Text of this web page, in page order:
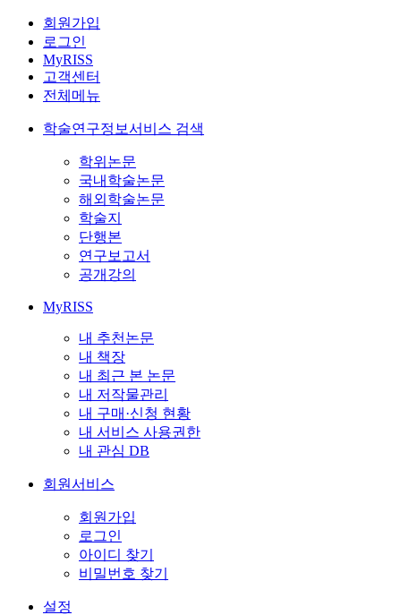
회원가입
로그인
MyRISS
고객센터
전체메뉴
학술연구정보서비스 검색
학위논문
국내학술논문
해외학술논문
학술지
단행본
연구보고서
공개강의
MyRISS
내 추천논문
내 책장
내 최근 본 논문
내 저작물관리
내 구매·신청 현황
내 서비스 사용권한
내 관심 DB
회원서비스
회원가입
로그인
아이디 찾기
비밀번호 찾기
설정